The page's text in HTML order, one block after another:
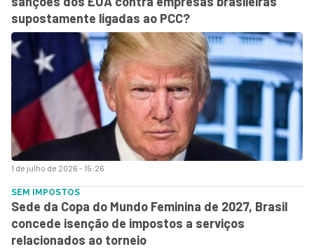
1 de julho de 2026 - 15:26
supostamente ligadas ao PCC?
SEM IMPOSTOS
Sede da Copa do Mundo Feminina de 2027, Brasil
concede isenção de impostos a serviços
relacionados ao torneio